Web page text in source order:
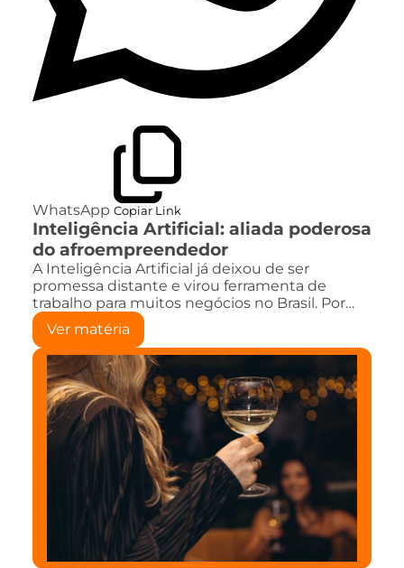
WhatsApp Copiar Link
Inteligência Artificial: aliada poderosa
do afroempreendedor
A Inteligência Artificial já deixou de ser
promessa distante e virou ferramenta de
trabalho para muitos negócios no Brasil. Por…
Ver matéria